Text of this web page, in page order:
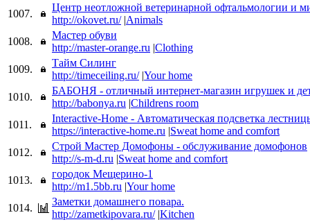
1007.
Центр неотложной ветеринарной офтальмологии и
http://okovet.ru/ |Animals
1008.
Мастер обуви
http://master-orange.ru |Clothing
1009.
Тайм Силинг
http://timeceiling.ru/ |Your home
1010.
БАБОНЯ - отличный интернет-магазин игрушек и
http://babonya.ru |Childrens room
1011.
Interactive-Home - Автоматическая подсветка
https://interactive-home.ru |Sweat home and comfort
1012.
Строй Мастер Домофоны - обслуживание домофонов
http://s-m-d.ru |Sweat home and comfort
1013.
городок Мещерино-1
http://m1.5bb.ru |Your home
1014.
Заметки домашнего повара.
http://zametkipovara.ru/ |Kitchen